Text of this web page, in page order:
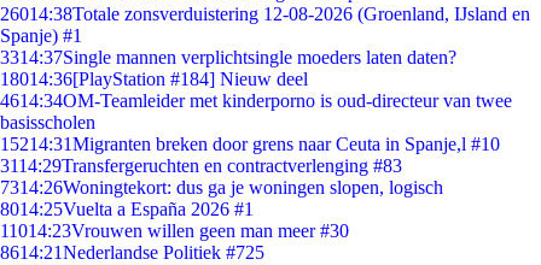
26014:38Totale zonsverduistering 12-08-2026 (Groenland, IJsland en
Spanje) #1
3314:37Single mannen verplichtsingle moeders laten daten?
18014:36[PlayStation #184] Nieuw deel
4614:34OM-Teamleider met kinderporno is oud-directeur van twee
basisscholen
15214:31Migranten breken door grens naar Ceuta in Spanje,l #10
3114:29Transfergeruchten en contractverlenging #83
7314:26Woningtekort: dus ga je woningen slopen, logisch
8014:25Vuelta a España 2026 #1
11014:23Vrouwen willen geen man meer #30
8614:21Nederlandse Politiek #725